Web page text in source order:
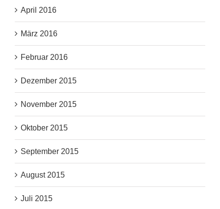
April 2016
März 2016
Februar 2016
Dezember 2015
November 2015
Oktober 2015
September 2015
August 2015
Juli 2015